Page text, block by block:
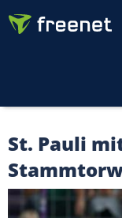
St. Pauli